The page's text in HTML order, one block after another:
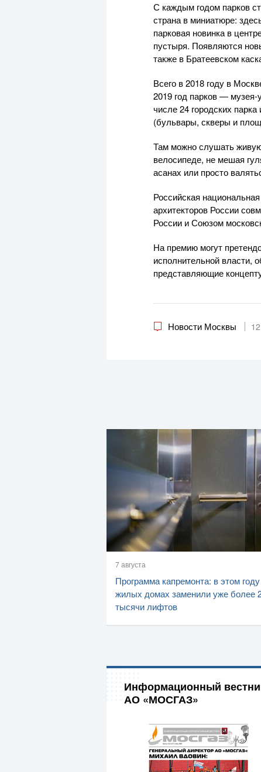
С каждым годом парков
страна в миниатюре:
парковая новинка в
пустыря. Появляются
также в Братеевском
Всего в 2018 году в
2019 год парков —
числе 24 городских
(бульвары, скверы и
Там можно слушать
велосипеде, не мешая
асанах или просто
Российская
архитекторов России
России и Союзом
На премию могут
исполнительной власти,
представляющие
Новости Москвы
7 августа
Программа капремонта: в этом
жилых домах заменили уже более
тысячи лифтов
Информационный
АО «МОСГАЗ»